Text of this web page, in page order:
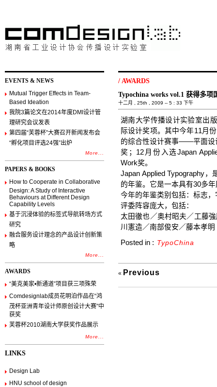
EVENTS & NEWS
Mutual Trigger Effects in Team-
Based Ideation
我院3篇论文在2014年度DMI设计管
理研究会议发表
第四届“芙蓉杯”大赛召开新闻发布会
“孵化项目评选24强”出炉
More...
PAPERS & BOOKS
How to Cooperate in Collaborative
Design: A Study of Interactive
Behaviours at Different Design
Capability Levels
基于沉浸体验的标签式导航转场方式
研究
融合服务设计理念的产品设计创新策
略
More...
AWARDS
“美克美家•新通道”项目获三项殊荣
Comdesignlab成员花明泊作品在“鸿
茂杯亚洲青年设计师原创设计大赛”中
获奖
芙蓉杯2010湖南大学获奖作品展示
More...
LINKS
Design Lab
HNU school of design
/ AWARDS
Typochina works vol.1 获得多项
十二月 , 25th , 2009 -- 5 : 33 下午
湖南大学传播设计实验室出
际设计奖项。其中今年11月
的综合性设计赛事——平面设
奖；12月份入选Japan
Work奖。
Japan Applied Typography
的年鉴。它是一本具有30多
今年的年鉴类别包括：标志
评委阵容庞大，包括：
太田徹也／奥村昭夫／工藤
川憲造／南部俊安／藤本孝明
Posted in : TypoChina
« Previous